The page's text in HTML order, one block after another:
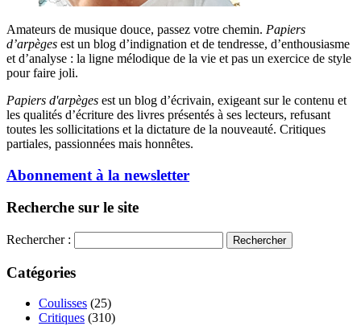
Amateurs de musique douce, passez votre chemin. Papiers
d’arpèges est un blog d’indignation et de tendresse, d’enthousiasme
et d’analyse : la ligne mélodique de la vie et pas un exercice de style
pour faire joli.
Papiers d'arpèges est un blog d’écrivain, exigeant sur le contenu et
les qualités d’écriture des livres présentés à ses lecteurs, refusant
toutes les sollicitations et la dictature de la nouveauté. Critiques
partiales, passionnées mais honnêtes.
Abonnement à la newsletter
Recherche sur le site
Rechercher :
Catégories
Coulisses (25)
Critiques (310)